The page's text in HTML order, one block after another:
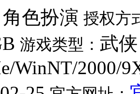
角色扮演 授权方
游戏类型： 武侠
WinNT/2000/